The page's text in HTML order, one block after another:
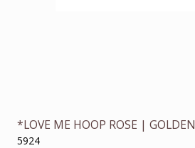
*LOVE ME HOOP ROSE | GOLDEN
5924